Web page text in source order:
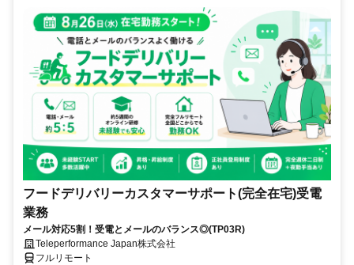
フードデリバリーカスタマーサポート(完全在宅)受電
業務
メール対応5割！受電とメールのバランス◎(TP03R)
Teleperformance Japan株式会社
フルリモート